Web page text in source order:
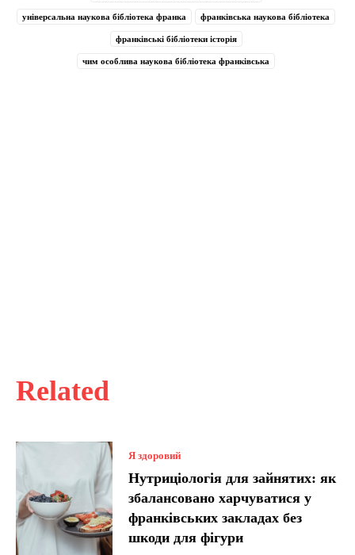
Related
Я здоровий
Нутриціологія для зайнятих: як
збалансовано харчуватися у
франківських закладах без
шкоди для фігури
універсальна наукова бібліотека франка франківська наукова бібліотека
франківські бібліотеки історія
чим особлива наукова бібліотека франківська